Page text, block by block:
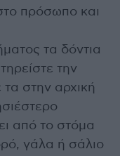
πρόσωπο και
τα δόντια
την
στην αρχική
από το στόμα
γάλα ή σάλιο